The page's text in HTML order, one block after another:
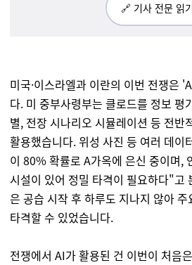
🔗 기사 전문 읽기
미국·이스라엘과 이란의 이번 전쟁은
다. 미 중부사령부는 클로드를 정보 평
별, 전장 시나리오 시뮬레이션 등 전반
활용했습니다. 위성 사진 등 여러 데이
이 80% 확률로 A가옥에 은신 중이며,
시설이 있어 정밀 타격이 필요하다"고
은 공습 시작 후 하루도 지나지 않아
타격할 수 있었습니다.
전쟁에서 AI가 활용된 건 이번이 처음